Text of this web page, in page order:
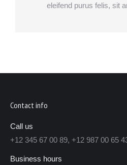
eleifend purus felis, sit
Contact info
Call us
+12 345 67 00 89, +12 987 00 65
Business hours